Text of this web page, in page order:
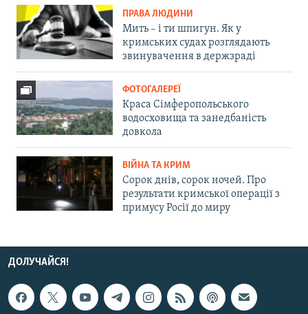
ПРАВА ЛЮДИНИ
Мить – і ти шпигун. Як у
кримських судах розглядають
звинувачення в держзраді
ФОТОГАЛЕРЕЇ
Краса Сімферопольського
водосховища та занедбаність
довкола
ВІЙНА ТА КРИМ
Сорок днів, сорок ночей. Про
результати кримської операції з
примусу Росії до миру
ДОЛУЧАЙСЯ!